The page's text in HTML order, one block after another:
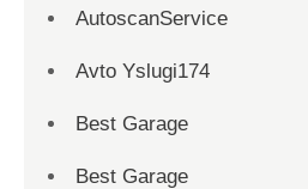
AutoscanService
Avto Yslugi174
Best Garage
Best Garage